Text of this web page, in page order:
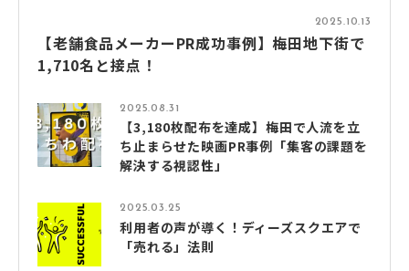
2025.10.13
【老舗食品メーカーPR成功事例】梅田地下街で
1,710名と接点！
2025.08.31
【3,180枚配布を達成】梅田で人流を立
ち止まらせた映画PR事例「集客の課題を
解決する視認性」
2025.03.25
利用者の声が導く！ディーズスクエアで
「売れる」法則